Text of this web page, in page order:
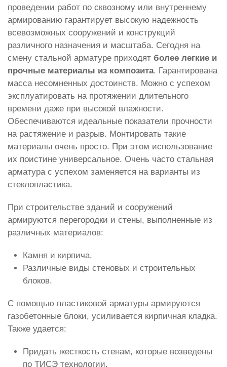
проведении работ по сквозному или внутреннему
армированию гарантирует высокую надежность
всевозможных сооружений и конструкций
различного назначения и масштаба. Сегодня на
смену стальной арматуре приходят более легкие и
прочные материалы из композита. Гарантирована
масса несомненных достоинств. Можно с успехом
эксплуатировать на протяжении длительного
времени даже при высокой влажности.
Обеспечиваются идеальные показатели прочности
на растяжение и разрыв. Монтировать такие
материалы очень просто. При этом использование
их поистине универсальное. Очень часто стальная
арматура с успехом заменяется на варианты из
стеклопластика.
При строительстве зданий и сооружений
армируются перегородки и стены, выполненные из
различных материалов:
Камня и кирпича.
Различные виды стеновых и строительных
блоков.
С помощью пластиковой арматуры армируются
газобетонные блоки, усиливается кирпичная кладка.
Также удается:
Придать жесткость стенам, которые возведены
по ТИСЭ технологии.